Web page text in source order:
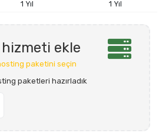
1 Yıl 1 Yıl
ekle
paketini seçin
paketleri hazırladık